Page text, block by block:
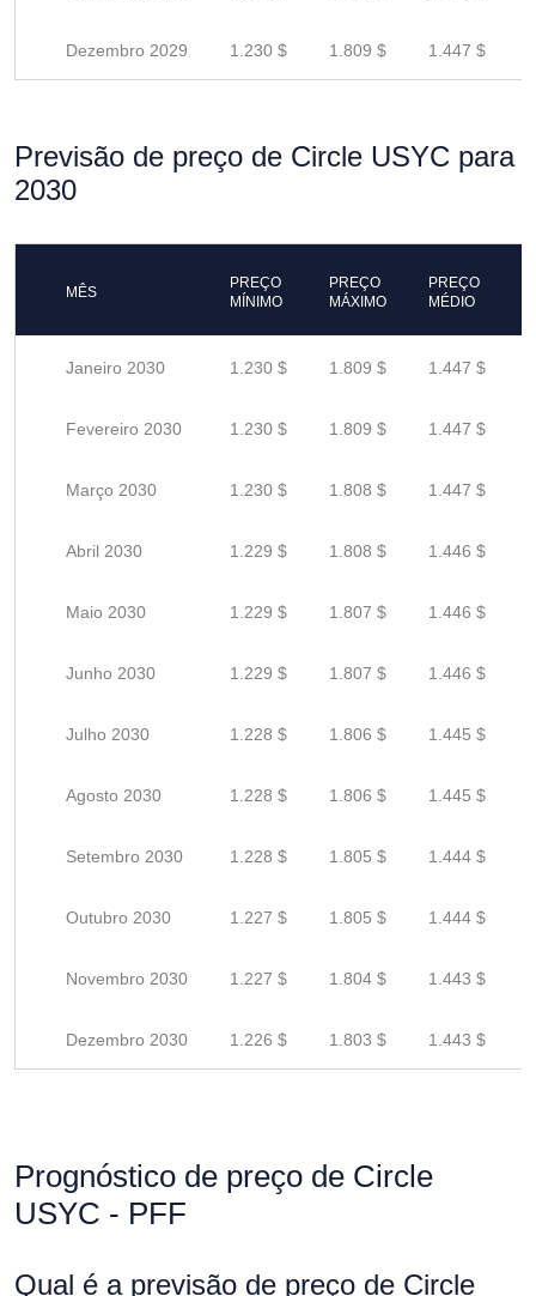
Dezembro 2029 1.230 $ 1.809 $ 1.447 $
Previsão de preço de Circle USYC para
2030
MÊS
PREÇO
MÍNIMO
PREÇO
MÁXIMO
PREÇO
MÉDIO
Janeiro 2030 1.230 $ 1.809 $ 1.447 $
Fevereiro 2030 1.230 $ 1.809 $ 1.447 $
Março 2030 1.230 $ 1.808 $ 1.447 $
Abril 2030 1.229 $ 1.808 $ 1.446 $
Maio 2030 1.229 $ 1.807 $ 1.446 $
Junho 2030 1.229 $ 1.807 $ 1.446 $
Julho 2030 1.228 $ 1.806 $ 1.445 $
Agosto 2030 1.228 $ 1.806 $ 1.445 $
Setembro 2030 1.228 $ 1.805 $ 1.444 $
Outubro 2030 1.227 $ 1.805 $ 1.444 $
Novembro 2030 1.227 $ 1.804 $ 1.443 $
Dezembro 2030 1.226 $ 1.803 $ 1.443 $
Prognóstico de preço de Circle
USYC - PFF
Qual é a previsão de preço de Circle